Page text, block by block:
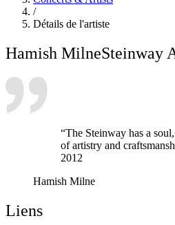
/
Détails de l'artiste
Hamish MilneSteinway
“The Steinway has a
of artistry and
2012
Hamish Milne
Liens